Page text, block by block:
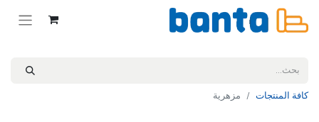
كافة المنتجات مزهرية